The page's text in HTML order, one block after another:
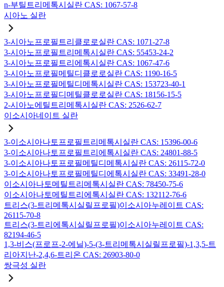
n-부틸트리메톡시실란 CAS: 1067-57-8
시아노 실란
3-시아노프로필트리클로로실란 CAS: 1071-27-8
3-시아노프로필트리메톡시실란 CAS: 55453-24-2
3-시아노프로필트리에톡시실란 CAS: 1067-47-6
3-시아노프로필메틸디클로로실란 CAS: 1190-16-5
3-시아노프로필메틸디메톡시실란 CAS: 153723-40-1
3-시아노프로필디메틸클로로실란 CAS: 18156-15-5
2-시아노에틸트리메톡시실란 CAS: 2526-62-7
이소시아네이트 실란
3-이소시아나토프로필트리메톡시실란 CAS: 15396-00-6
3-이소시아나토프로필트리에톡시실란 CAS: 24801-88-5
3-이소시아나토프로필메틸디메톡시실란 CAS: 26115-72-0
3-이소시아나토프로필메틸디에톡시실란 CAS: 33491-28-0
이소시아나토메틸트리메톡시실란 CAS: 78450-75-6
이소시아나토메틸트리에톡시실란 CAS: 132112-76-6
트리스(3-트리메톡시실릴프로필)이소시아누레이트 CAS:
26115-70-8
트리스(3-트리에톡시실릴프로필)이소시아누레이트 CAS:
82194-46-5
1,3-비스(프로프-2-에닐)-5-(3-트리메톡시실릴프로필)-1,3,5-트
리아지난-2,4,6-트리온 CAS: 26903-80-0
쌍극성 실란